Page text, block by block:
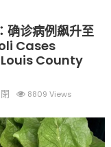
确诊病例飙升至
Cases
County
8809 Views